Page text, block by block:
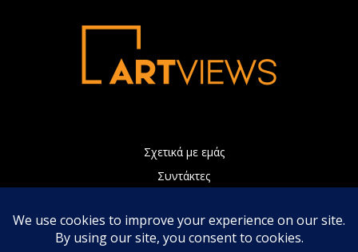
Σχετικά με εμάς
Συντάκτες
Πολιτική Απορρήτου
Επικοινωνία